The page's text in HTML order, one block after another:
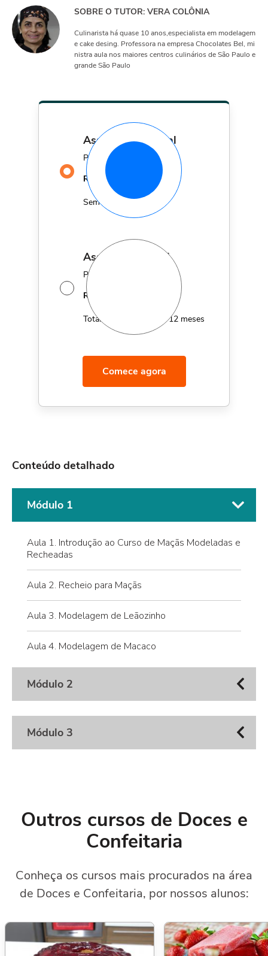
SOBRE O TUTOR: VERA COLÔNIA
Culinarista há quase 10 anos,especialista em modelagem
e cake desing. Professora na empresa Chocolates Bel, mi
nistra aula nos maiores centros culinários de São Paulo e
grande São Paulo
assinatura mensal
Por apenas
R$
29,90 MÊS
Sem fidelidade
assinatura anual
Por apenas 12x de
R$
MÊS
Total de R$179,40 por 12 meses
Comece agora
Conteúdo detalhado
Módulo 1
Aula 1. Introdução ao Curso de Maçãs Modeladas e
Recheadas
Aula 2. Recheio para Maçãs
Aula 3. Modelagem de Leãozinho
Aula 4. Modelagem de Macaco
Módulo 2
Módulo 3
Outros cursos de Doces e
Confeitaria
Conheça os cursos mais procurados na área
de Doces e Confeitaria, por nossos alunos: